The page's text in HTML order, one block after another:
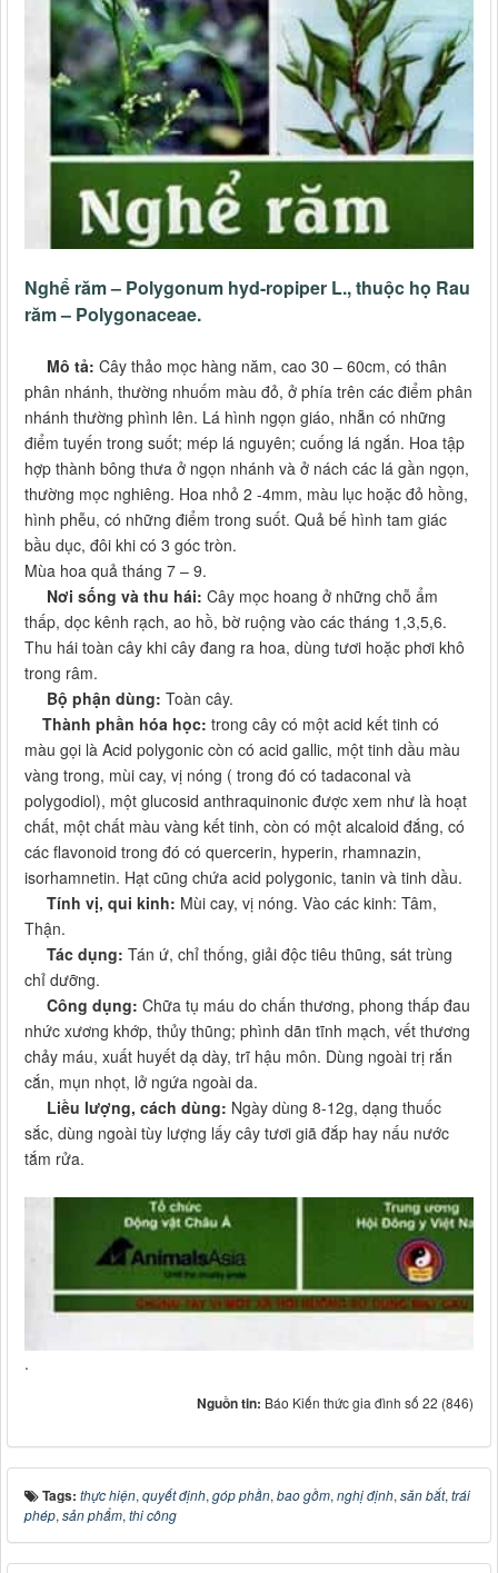
Nghể răm – Polygonum hyd-ropiper L., thuộc họ Rau
răm – Polygonaceae.
Mô tả: Cây thảo mọc hàng năm, cao 30 – 60cm, có thân
phân nhánh, thường nhuốm màu đỏ, ở phía trên các điểm phân
nhánh thường phình lên. Lá hình ngọn giáo, nhẵn có những
điểm tuyến trong suốt; mép lá nguyên; cuống lá ngắn. Hoa tập
hợp thành bông thưa ở ngọn nhánh và ở nách các lá gần ngọn,
thường mọc nghiêng. Hoa nhỏ 2 -4mm, màu lục hoặc đỏ hồng,
hình phễu, có những điểm trong suốt. Quả bế hình tam giác
bầu dục, đôi khi có 3 góc tròn.
Mùa hoa quả tháng 7 – 9.
Nơi sống và thu hái: Cây mọc hoang ở những chỗ ẩm
thấp, dọc kênh rạch, ao hồ, bờ ruộng vào các tháng 1,3,5,6.
Thu hái toàn cây khi cây đang ra hoa, dùng tươi hoặc phơi khô
trong râm.
Bộ phận dùng: Toàn cây.
Thành phần hóa học: trong cây có một acid kết tinh có
màu gọi là Acid polygonic còn có acid gallic, một tinh dầu màu
vàng trong, mùi cay, vị nóng ( trong đó có tadaconal và
polygodiol), một glucosid anthraquinonic được xem như là hoạt
chất, một chất màu vàng kết tinh, còn có một alcaloid đắng, có
các flavonoid trong đó có quercerin, hyperin, rhamnazin,
isorhamnetin. Hạt cũng chứa acid polygonic, tanin và tinh dầu.
Tính vị, qui kinh: Mùi cay, vị nóng. Vào các kinh: Tâm,
Thận.
Tác dụng: Tán ứ, chỉ thống, giải độc tiêu thũng, sát trùng
chỉ dưỡng.
Công dụng: Chữa tụ máu do chấn thương, phong thấp đau
nhức xương khớp, thủy thũng; phình dãn tĩnh mạch, vết thương
chảy máu, xuất huyết dạ dày, trĩ hậu môn. Dùng ngoài trị rắn
cắn, mụn nhọt, lở ngứa ngoài da.
Liều lượng, cách dùng: Ngày dùng 8-12g, dạng thuốc
sắc, dùng ngoài tùy lượng lấy cây tươi giã đắp hay nấu nước
tắm rửa.
.
Nguồn tin: Báo Kiến thức gia đình số 22 (846)
Tags: thực hiện, quyết định, góp phần, bao gồm, nghị định, săn bắt, trái
phép, sản phẩm, thi công